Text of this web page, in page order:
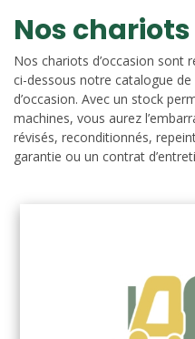
Nos
Nos chariots d’occasion sont
ci-dessous notre catalogue
d’occasion. Avec un stock
machines, vous aurez
révisés, reconditionnés,
garantie ou un contrat